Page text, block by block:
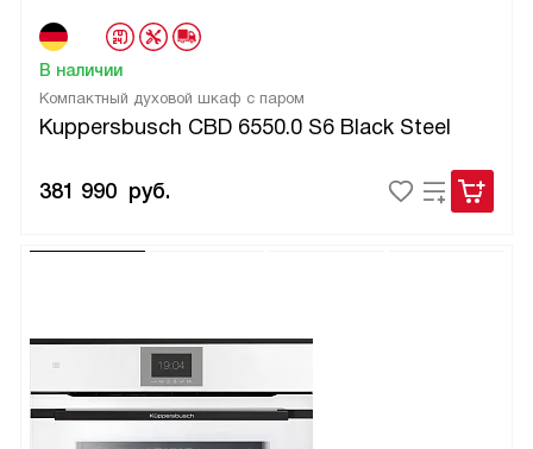
Компактный духовой шкаф с паром
Kuppersbusch CBD 6550.0 S6 Black Steel
В наличии
381 990 руб.